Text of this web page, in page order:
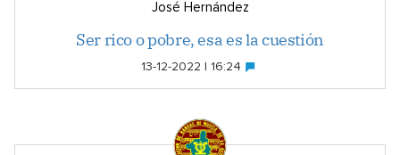
José Hernández
Ser rico o pobre, esa es la cuestión
13-12-2022 | 16:24